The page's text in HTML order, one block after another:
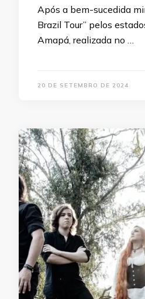
Após a bem-sucedida
Brazil Tour” pelos
Amapá, realizada no …
20 DE SETEMBRO DE 2024